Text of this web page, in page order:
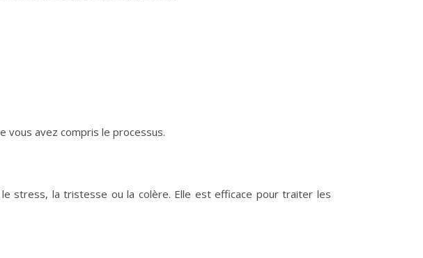
vous avez compris le processus.
stress, la tristesse ou la colère. Elle est efficace pour traiter les